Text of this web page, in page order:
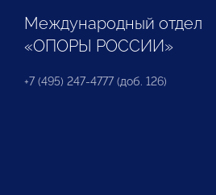
Международный отдел
«ОПОРЫ РОССИИ»
+7 (495) 247-4777 (доб. 126)